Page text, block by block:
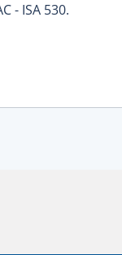
- ISA 530.